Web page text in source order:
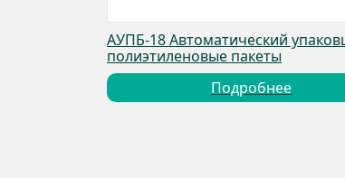
АУПБ-18 Автоматический
полиэтиленовые пакеты
Подробнее